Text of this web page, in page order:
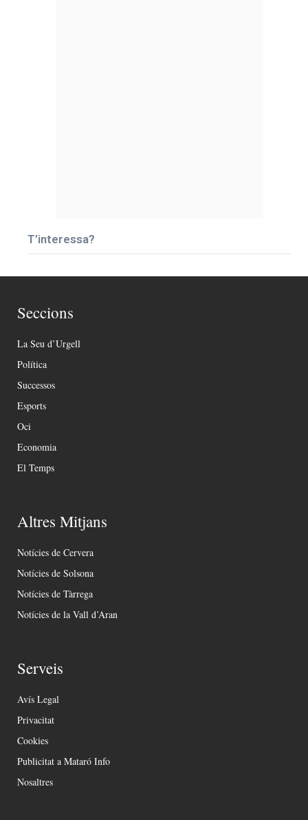
T’interessa?
Seccions
La Seu d’Urgell
Política
Successos
Esports
Oci
Economia
El Temps
Altres Mitjans
Notícies de Cervera
Notícies de Solsona
Notícies de Tàrrega
Notícies de la Vall d’Aran
Serveis
Avís Legal
Privacitat
Cookies
Publicitat a Mataró Info
Nosaltres